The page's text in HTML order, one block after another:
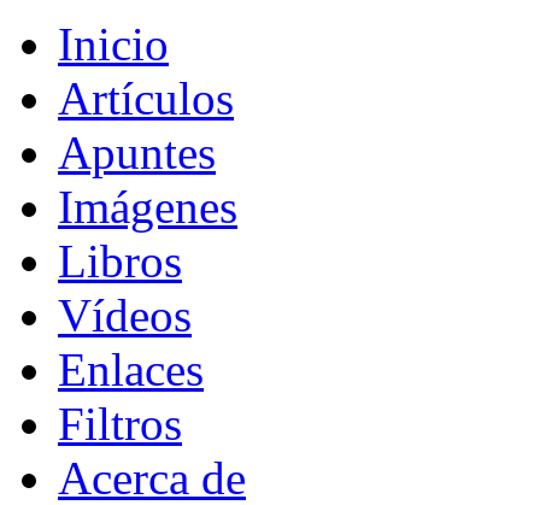
Inicio
Artículos
Apuntes
Imágenes
Libros
Vídeos
Enlaces
Filtros
Acerca de